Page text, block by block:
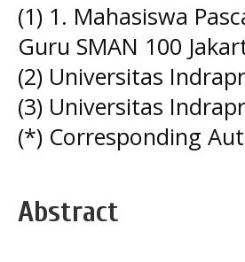
(1) 1. Mahasiswa
Guru SMAN 100
(2) Universitas
(3) Universitas
(*) Corresponding
Abstract